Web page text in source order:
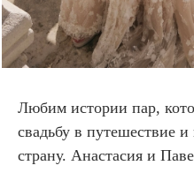
Любим истории пар,
свадьбу в путешествие
страну. Анастасия и